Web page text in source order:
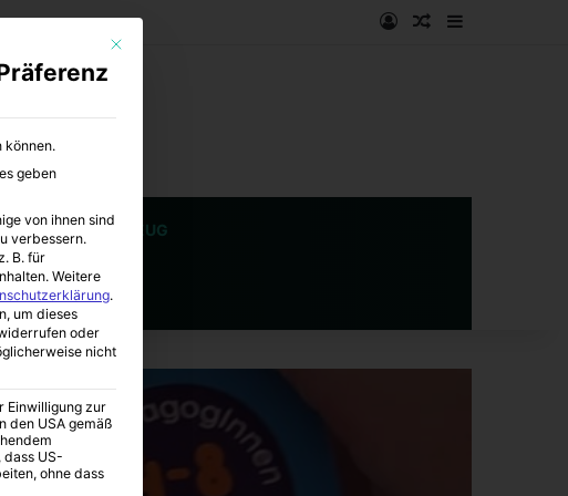
AnmeldenZufälliger
SPIELZEUG
Mit diesem Button wird der Dialog geschlossen. Seine Funktionalität ist
können.
geben
von ihnen sind
verbessern.
B. für
Weitere
.
um dieses
oder
nicht
Einwilligung zur
den USA gemäß
dass US-
ohne dass